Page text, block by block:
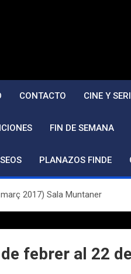
CONTACTO CINE Y
FIN DE SEMANA
PLANAZOS FINDE
març 2017) Sala Muntaner
de febrer al 22